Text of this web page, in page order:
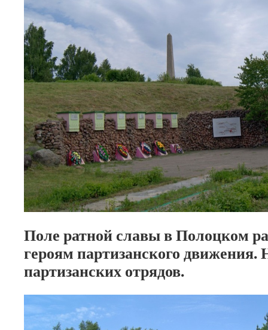
Поле ратной славы в Полоцком
героям партизанского движения.
партизанских отрядов.